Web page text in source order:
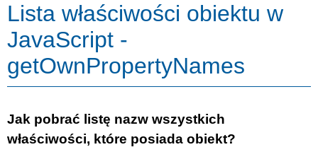
Lista właściwości obiektu w
JavaScript -
getOwnPropertyNames
Jak pobrać listę nazw wszystkich
właściwości, które posiada obiekt?